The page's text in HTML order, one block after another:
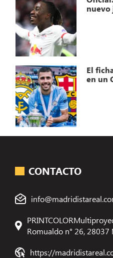
nuevo
El
en un
CONTACTO
Romualdo n° 26, 28037
https://